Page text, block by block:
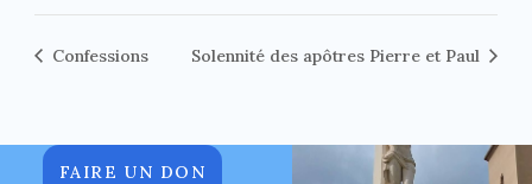
Confessions Solennité des apôtres Pierre et Paul
FAIRE UN DON